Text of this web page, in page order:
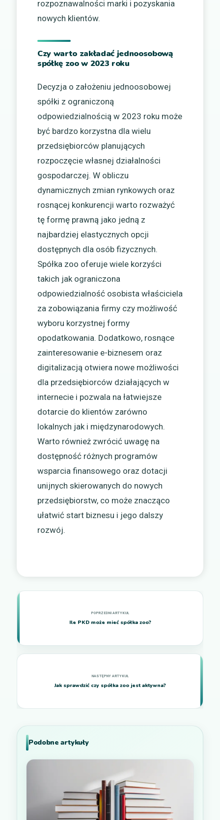
rozpoznawalności marki i pozyskania
nowych klientów.
Czy warto zakładać jednoosobową
spółkę zoo w 2023 roku
Decyzja o założeniu jednoosobowej
spółki z ograniczoną
odpowiedzialnością w 2023 roku może
być bardzo korzystna dla wielu
przedsiębiorców planujących
rozpoczęcie własnej działalności
gospodarczej. W obliczu
dynamicznych zmian rynkowych oraz
rosnącej konkurencji warto rozważyć
tę formę prawną jako jedną z
najbardziej elastycznych opcji
dostępnych dla osób fizycznych.
Spółka zoo oferuje wiele korzyści
takich jak ograniczona
odpowiedzialność osobista właściciela
za zobowiązania firmy czy możliwość
wyboru korzystnej formy
opodatkowania. Dodatkowo, rosnące
zainteresowanie e-biznesem oraz
digitalizacją otwiera nowe możliwości
dla przedsiębiorców działających w
internecie i pozwala na łatwiejsze
dotarcie do klientów zarówno
lokalnych jak i międzynarodowych.
Warto również zwrócić uwagę na
dostępność różnych programów
wsparcia finansowego oraz dotacji
unijnych skierowanych do nowych
przedsiębiorstw, co może znacząco
ułatwić start biznesu i jego dalszy
rozwój.
Ile PKD może mieć spółka zoo?
Jak sprawdzić czy spółka zoo jest aktywna?
Podobne artykuły